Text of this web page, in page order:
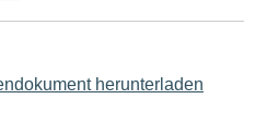
herunterladen